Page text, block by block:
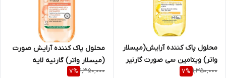
محلول پاک کننده آرایش(میسلار
واتر) ویتامین سی صورت گارنیر
اروپا حجم 400 میلی لیتر
1,350,000
7%
محلول پاک کننده آرایش صورت
(میسلار واتر) گارنیه لایه
1,350,000
7%